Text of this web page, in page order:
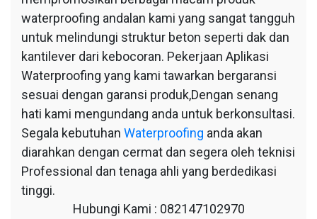
waterproofing andalan kami yang sangat tangguh
untuk melindungi struktur beton seperti dak dan
kantilever dari kebocoran. Pekerjaan Aplikasi
Waterproofing yang kami tawarkan bergaransi
sesuai dengan garansi produk,Dengan senang
hati kami mengundang anda untuk berkonsultasi.
Segala kebutuhan Waterproofing anda akan
diarahkan dengan cermat dan segera oleh teknisi
Professional dan tenaga ahli yang berdedikasi
tinggi.
Hubungi Kami : 082147102970